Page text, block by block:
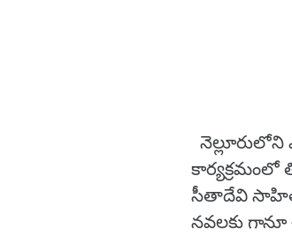
కార్యక్రమంలో
సీతాదేవి సాహితీ
నవలకు